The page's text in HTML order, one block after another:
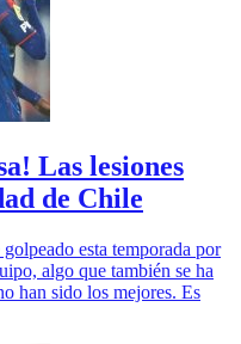
Las lesiones
de Chile
esta temporada por
algo que también se ha
han sido los mejores. Es